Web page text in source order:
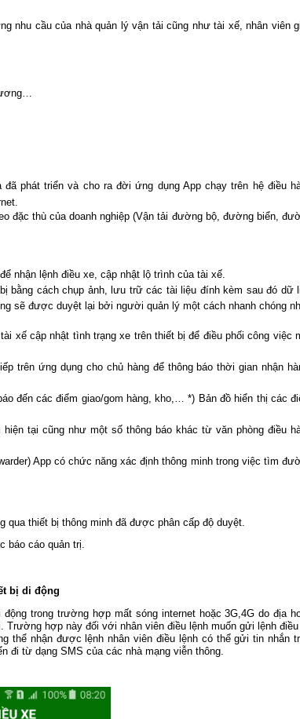
nhu cầu của nhà quản lý vận tải cũng như tài xế, nhân viên
phát triển và cho ra đời ứng dụng App chạy trên hệ điều
đặc thù của doanh nghiệp (Vận tải đường bộ, đường biển,
nhận lệnh điều xe, cập nhật lộ trình của tài xế.
bằng cách chụp ảnh, lưu trữ các tài liệu đính kèm sau đó dữ
sẽ được duyệt lại bởi người quản lý một cách nhanh chóng
xế cập nhật tình trạng xe trên thiết bị để điều phối công việc
trên ứng dụng cho chủ hàng để thông báo thời gian nhận
đến các điểm giao/gom hàng, kho,… *) Bản đồ hiển thị các
tại cũng như một số thông báo khác từ văn phòng điều
App có chức năng xác định thông minh trong việc tìm
thiết bị thông minh đã được phân cấp độ duyệt.
báo cáo quản trị.
bị di động
trong trường hợp mất sóng internet hoặc 3G,4G do địa
Trường hợp này đối với nhân viên điều lệnh muốn gửi lệnh
thể nhận được lệnh nhân viên điều lệnh có thể gửi tin nhắn
đi từ dạng SMS của các nhà mạng viễn thông.